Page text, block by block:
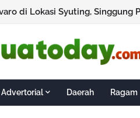
Advertorial Daerah Ragam